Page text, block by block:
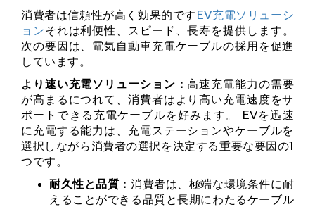
消費者は信頼性が高く効果的です EV充電ソリューシ
ョンそれは利便性、スピード、長寿を提供します。
次の要因は、電気自動車充電ケーブルの採用を促進
しています。
より速い充電ソリューション：高速充電能力の需要
が高まるにつれて、消費者はより高い充電速度をサ
ポートできる充電ケーブルを好みます。 EVを迅速
に充電する能力は、充電ステーションやケーブルを
選択しながら消費者の選択を決定する重要な要因の1
つです。
耐久性と品質：消費者は、極端な環境条件に耐
えることができる品質と長期にわたるケーブル